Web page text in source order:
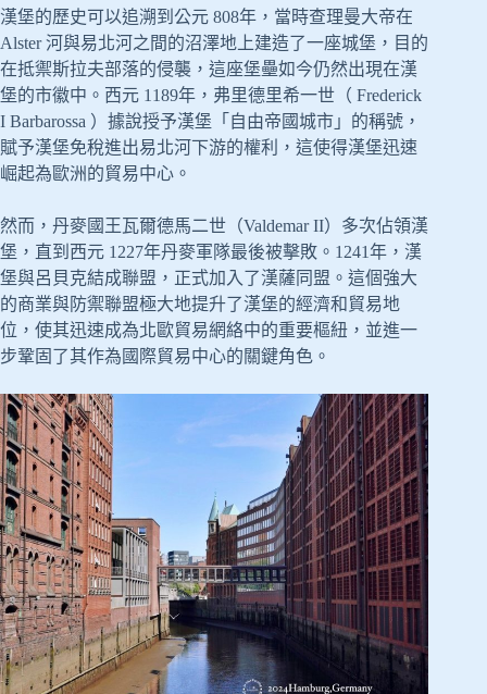
漢堡的歷史可以追溯到公元 808年，當時查理曼大帝在
Alster 河與易北河之間的沼澤地上建造了一座城堡，目的
在抵禦斯拉夫部落的侵襲，這座堡壘如今仍然出現在漢
堡的市徽中。西元 1189年，弗里德里希一世（ Frederick
I Barbarossa ）據說授予漢堡「自由帝國城市」的稱號，
賦予漢堡免稅進出易北河下游的權利，這使得漢堡迅速
崛起為歐洲的貿易中心。
然而，丹麥國王瓦爾德馬二世（Valdemar II）多次佔領漢
堡，直到西元 1227年丹麥軍隊最後被擊敗。1241年，漢
堡與呂貝克結成聯盟，正式加入了漢薩同盟。這個強大
的商業與防禦聯盟極大地提升了漢堡的經濟和貿易地
位，使其迅速成為北歐貿易網絡中的重要樞紐，並進一
步鞏固了其作為國際貿易中心的關鍵角色。